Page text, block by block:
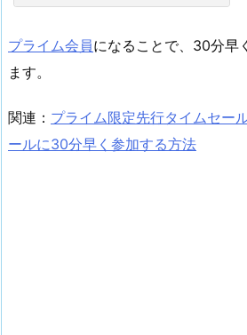
プライム会員になることで、30分早
ます。
関連： プライム限定先行タイムセー
ールに30分早く参加する方法